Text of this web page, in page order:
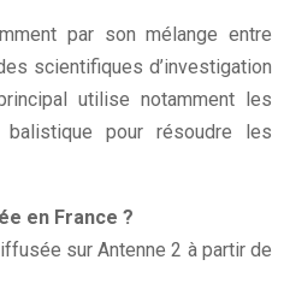
par son mélange entre
scientifiques d’investigation
utilise notamment les
pour résoudre les
en France ?
sur Antenne 2 à partir de